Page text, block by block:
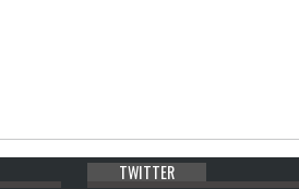
TWITTER